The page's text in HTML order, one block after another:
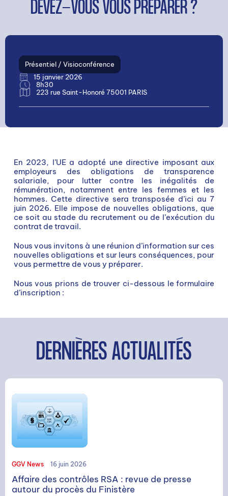
DEVEZ-VOUS VOUS PRÉPARER ?
Présentiel / Visioconférence
15 janvier 2026
8h30
223 rue Saint-Honoré 75001 PARIS
En 2023, l’UE a adopté une directive imposant aux
employeurs des obligations de transparence
salariale, pour lutter contre les inégalités de
rémunération, notamment entre les femmes et les
hommes. Cette directive sera transposée d’ici au 7
juin 2026. Elle impose de nouvelles obligations, que
ce soit au stade du recrutement ou de l’exécution du
contrat de travail.
Nous vous invitons à une réunion d’information sur ces
nouvelles obligations et sur leurs conséquences, pour
vous permettre de vous y préparer.
Nous vous prions de trouver ci-dessous le formulaire
d’inscription :
DERNIÈRES ACTUALITÉS
GGV News 16 juin 2026
Affaire des contrôles RSA : revue de presse
autour du procès du Finistère